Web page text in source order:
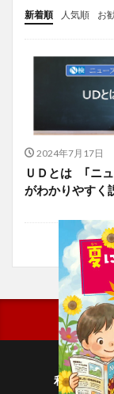
新着順 人気順
お
2024年7月17日
ＵＤとは ｢ニ
がわかりやすく
利用規約